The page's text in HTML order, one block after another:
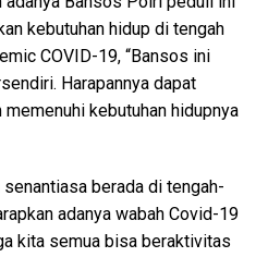
kebutuhan hidup di tengah
COVID-19, “Bansos ini
Harapannya dapat
kebutuhan hidupnya
berada di tengah-
adanya wabah Covid-19
kita semua bisa beraktivitas